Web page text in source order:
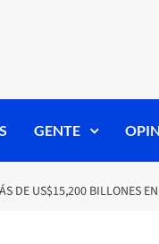
GENTE
DE US$15,200 BILLONES